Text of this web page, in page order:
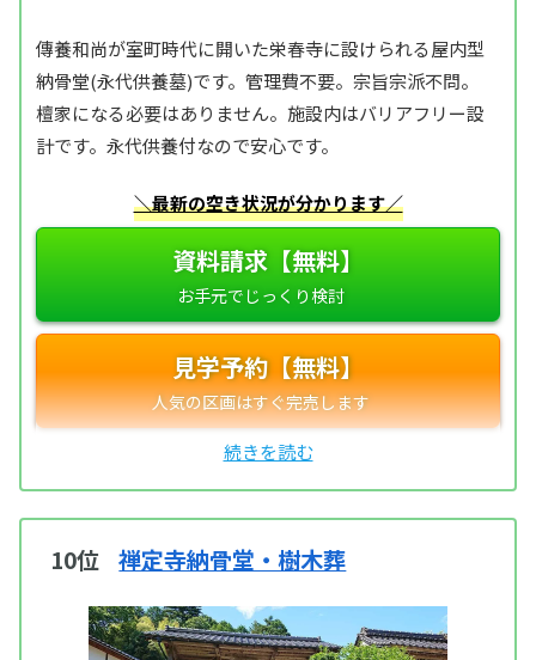
傳養和尚が室町時代に開いた栄春寺に設けられる屋内型
納骨堂(永代供養墓)です。管理費不要。宗旨宗派不問。
檀家になる必要はありません。施設内はバリアフリー設
計です。永代供養付なので安心です。
＼最新の空き状況が分かります／
資料請求【無料】
見学予約【無料】
10位 禅定寺納骨堂・樹木葬